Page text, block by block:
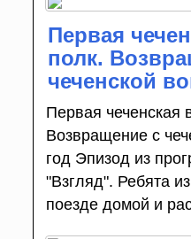
Первая
полк.
чеченской
Первая чеченская
Возвращение с
год Эпизод из
"Взгляд". Ребята
поезде домой и